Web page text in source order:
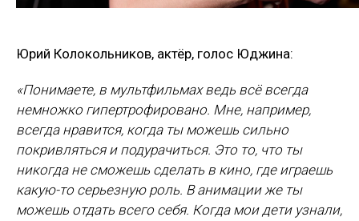
Юрий Колокольников, актёр, голос Юджина:
«Понимаете, в мультфильмах ведь всё всегда
немножко гипертрофировано. Мне, например,
всегда нравится, когда ты можешь сильно
покривляться и подурачиться. Это то, что ты
никогда не сможешь сделать в кино, где играешь
какую-то серьезную роль. В анимации же ты
можешь отдать всего себя. Когда мои дети узнали,